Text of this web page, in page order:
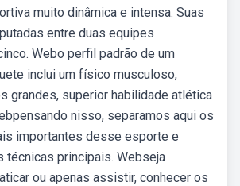
muito dinâmica e intensa. Suas
entre duas equipes
Webo perfil padrão de um
inclui um físico musculoso,
grandes, superior habilidade atlética
nisso, separamos aqui os
importantes desse esporte e
técnicas principais. Webseja
ou apenas assistir, conhecer os